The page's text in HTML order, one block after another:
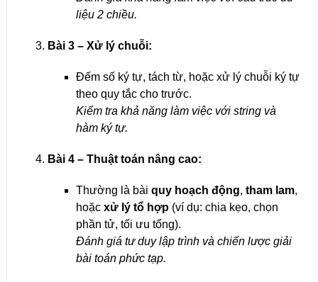
liệu 2 chiều.
Bài 3 – Xử lý chuỗi:
Đếm số ký tự, tách từ, hoặc xử lý chuỗi ký tự
theo quy tắc cho trước.
Kiểm tra khả năng làm việc với string và
hàm ký tự.
Bài 4 – Thuật toán nâng cao:
Thường là bài quy hoạch động, tham lam,
hoặc xử lý tổ hợp(ví dụ: chia kẹo, chọn
phần tử, tối ưu tổng).
Đánh giá tư duy lập trình và chiến lược giải
bài toán phức tạp.